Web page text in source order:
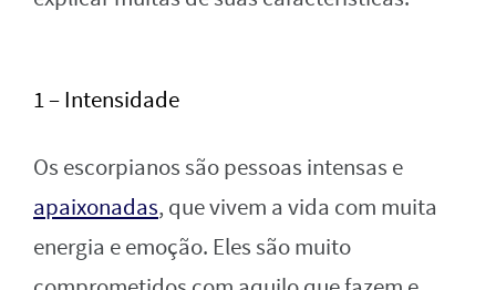
1 – Intensidade
Os escorpianos são pessoas intensas e
apaixonadas, que vivem a vida com muita
energia e emoção. Eles são muito